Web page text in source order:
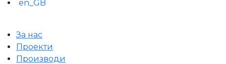
За нас
Проекти
Производи